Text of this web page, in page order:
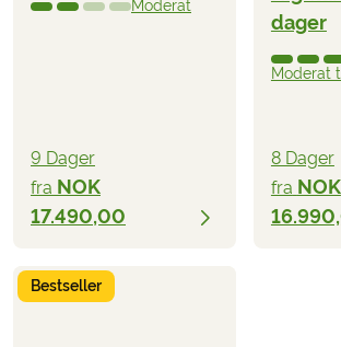
Moderat
9 Dager
fra NOK
17.490,00
dager
Moderat
8 Dager
fra NOK
Bestseller